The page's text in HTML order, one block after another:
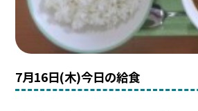
7月16日(木)今日の給食